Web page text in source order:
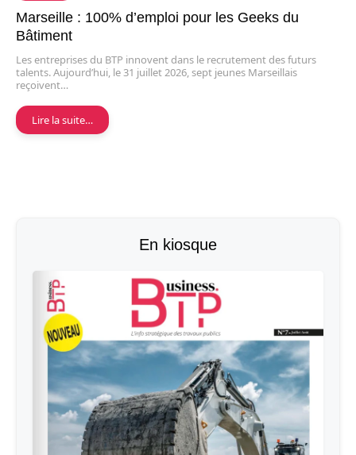
Marseille : 100% d’emploi pour les Geeks du
Bâtiment
Les entreprises du BTP innovent dans le recrutement des futurs
talents. Aujourd’hui, le 31 juillet 2026, sept jeunes Marseillais
reçoivent…
Lire la suite…
En kiosque